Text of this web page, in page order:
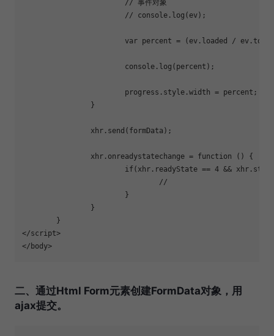
var percent = (ev.loaded /
		xhr.onreadystatechange =
function () {
if (xhr.readyState == 4 &&
</script>
二、通过Html Form元素创建FormData对象，用
ajax提交。